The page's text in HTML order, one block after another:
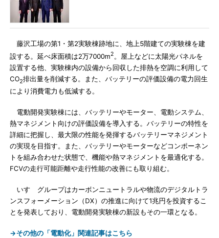
藤沢工場の第1・第2実験棟跡地に、地上5階建ての実験棟を建
設する。延べ床面積は2万7000m2 。屋上などに太陽光パネルを
設置する他、実験棟内の設備から回収した排熱を空調に利用して
CO2排出量を削減する。また、バッテリーの評価設備の電力回生
により消費電力も低減する。
電動開発実験棟には、バッテリーやモーター、電動システム、
熱マネジメント向けの評価設備を導入する。バッテリーの特性を
詳細に把握し、最大限の性能を発揮するバッテリーマネジメント
の実現を目指す。また、バッテリーやモーターなどコンポーネン
トを組み合わせた状態で、機能や熱マネジメントを最適化する。
FCVの走行可能距離や走行性能の改善にも取り組む。
いすゞグループはカーボンニュートラルや物流のデジタルトラ
ンスフォーメーション（DX）の推進に向けて1兆円を投資するこ
とを発表しており、電動開発実験棟の新設もその一環となる。
→その他の「電動化」関連記事はこちら